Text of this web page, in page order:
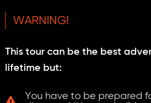
WARNING!
This tour can be the best
lifetime but:
You have to be prepared